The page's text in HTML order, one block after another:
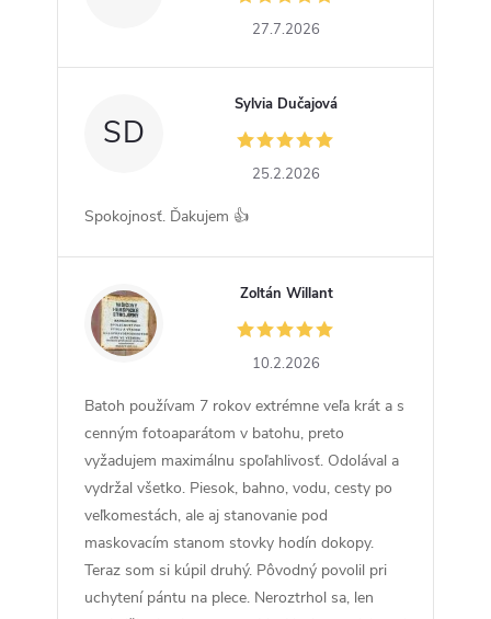
27.7.2026
SD
Sylvia Dučajová
25.2.2026
Spokojnosť. Ďakujem 👍
ZW
Zoltán Willant
10.2.2026
Batoh používam 7 rokov extrémne veľa krát a s
cenným fotoaparátom v batohu, preto
vyžadujem maximálnu spoľahlivosť. Odolával a
vydržal všetko. Piesok, bahno, vodu, cesty po
veľkomestách, ale aj stanovanie pod
maskovacím stanom stovky hodín dokopy.
Teraz som si kúpil druhý. Pôvodný povolil pri
uchytení pántu na plece. Neroztrhol sa, len